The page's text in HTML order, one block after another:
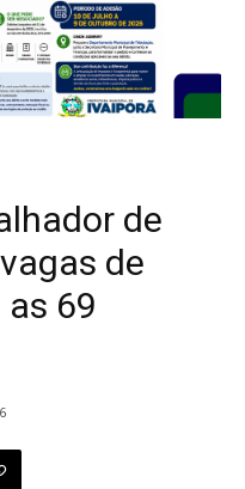
de
de
69